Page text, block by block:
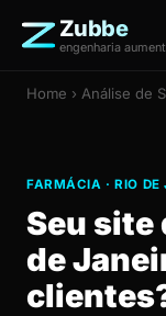
Zubbe
engenharia
Home › Análise de
FARMÁCIA · RIO DE
Seu site
de